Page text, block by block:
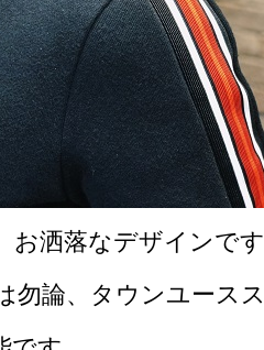
お洒落なデザインで
勿論、タウンユース